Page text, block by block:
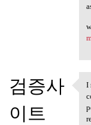
검증사
이트
I
I